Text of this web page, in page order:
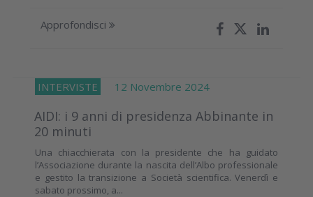
Approfondisci
INTERVISTE 12 Novembre 2024
AIDI: i 9 anni di presidenza Abbinante in
20 minuti
Una chiacchierata con la presidente che ha guidato
l’Associazione durante la nascita dell’Albo professionale
e gestito la transizione a Società scientifica. Venerdì e
sabato prossimo, a...